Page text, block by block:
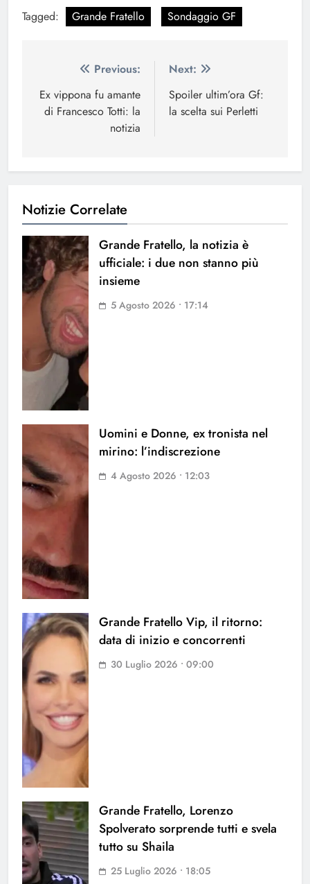
Tagged: Grande Fratello Sondaggio GF
Navigazione
articoli
Previous:
Ex vippona fu amante
di Francesco Totti: la
notizia
Next:
Spoiler ultim’ora Gf:
la scelta sui Perletti
Notizie Correlate
Grande Fratello, la notizia è
ufficiale: i due non stanno più
insieme
5 Agosto 2026 • 17:14
Uomini e Donne, ex tronista nel
mirino: l’indiscrezione
4 Agosto 2026 • 12:03
Grande Fratello Vip, il ritorno:
data di inizio e concorrenti
30 Luglio 2026 • 09:00
Grande Fratello, Lorenzo
Spolverato sorprende tutti e svela
tutto su Shaila
25 Luglio 2026 • 18:05